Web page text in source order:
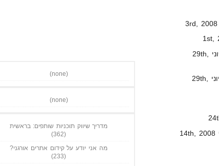
יוני 29th,
יוני 29th,
מאי 14th, 2008
(none)
(none)
מדריך שיווק תוכניות שותפים: בראשית
(362)
מה אני יודע על קידום אתרים אורגני?
(233)